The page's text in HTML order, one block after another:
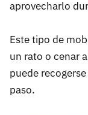
aprovecharlo
Este tipo de
un rato o cenar
puede
paso.